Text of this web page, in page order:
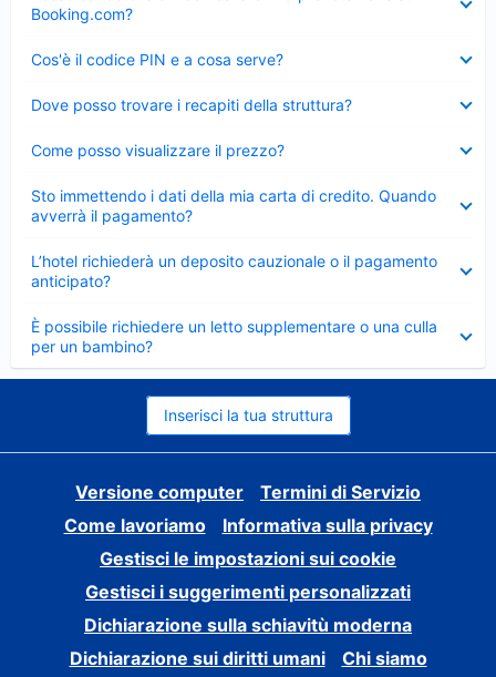
Booking.com?
Cos'è il codice PIN e a cosa serve?
chiuso
Dove posso trovare i recapiti della struttura?
chiuso
Come posso visualizzare il prezzo?
chiuso
Sto immettendo i dati della mia carta di credito. Quando
avverrà il pagamento?
chiuso
L’hotel richiederà un deposito cauzionale o il pagamento
anticipato?
chiuso
È possibile richiedere un letto supplementare o una culla
per un bambino?
Elemento
chiuso
Inserisci la tua struttura
Versione computer
Termini di Servizio
Come lavoriamo
Informativa sulla privacy
Gestisci le impostazioni sui cookie
Gestisci i suggerimenti personalizzati
Dichiarazione sulla schiavitù moderna
Dichiarazione sui diritti umani
Chi siamo